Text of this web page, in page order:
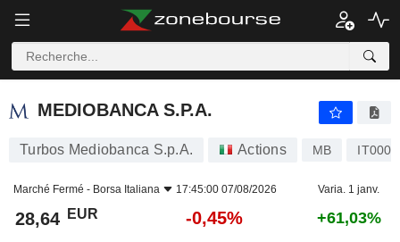
MEDIOBANCA S.P.A.
MEDIOBANCA S.P.A.
Turbos Mediobanca S.p.A. Actions MB
Marché Fermé - Borsa Italiana 17:45:00 07/08/2026 Varia. 1 janv.
28,64 EUR -0,45% +61,03%